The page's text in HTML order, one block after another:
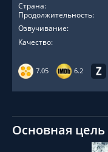
7.05 6.2
Страна:
Продолжительность:
Озвучивание:
Качество:
Основная цель